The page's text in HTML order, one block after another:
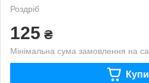
Роздріб
125 ₴
Мінімальна сума замовлення на